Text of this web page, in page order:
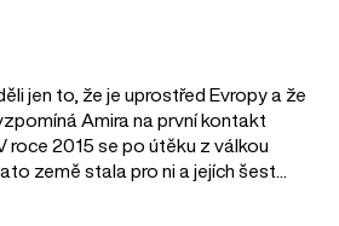
jen to, že je uprostřed Evropy a že
Amira na první kontakt
roce 2015 se po útěku z válkou
země stala pro ni a jejích šest...